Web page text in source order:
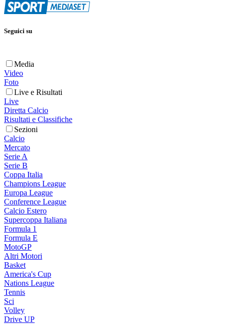
Seguici su
Media
Video
Foto
Live e Risultati
Live
Diretta Calcio
Risultati e Classifiche
Sezioni
Calcio
Mercato
Serie A
Serie B
Coppa Italia
Champions League
Europa League
Conference League
Calcio Estero
Supercoppa Italiana
Formula 1
Formula E
MotoGP
Altri Motori
Basket
America's Cup
Nations League
Tennis
Sci
Volley
Drive UP